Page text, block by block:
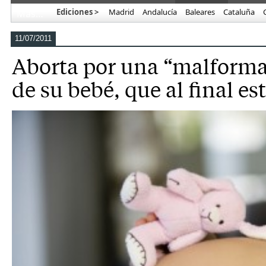
Ediciones > Madrid Andalucía Baleares Cataluña
11/07/2011
Aborta por una
de su bebé, que al final